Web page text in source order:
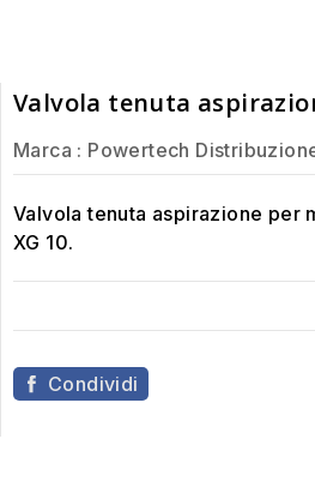
Valvola tenuta
Marca : Powertech
Valvola tenuta aspirazione per
XG 10.
Condividi